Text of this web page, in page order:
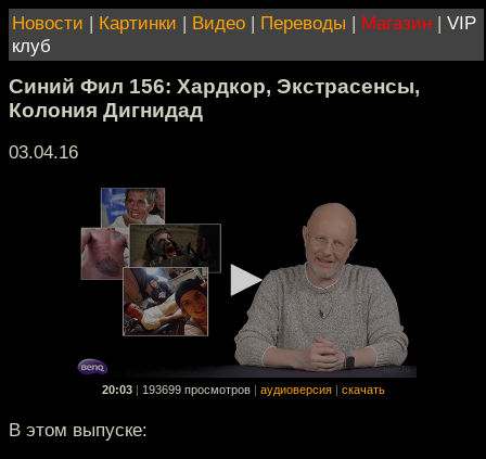
Новости | Картинки | Видео | Переводы | Магазин | VIP
клуб
Синий Фил 156: Хардкор, Экстрасенсы,
Колония Дигнидад
03.04.16
20:03 193699 просмотров аудиоверсия скачать
В этом выпуске: